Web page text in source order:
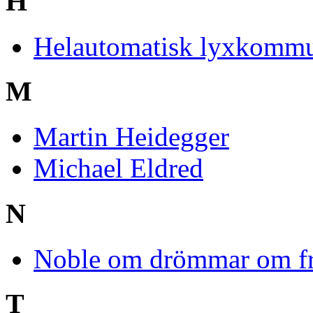
Helautomatisk
M
Martin Heidegger
Michael Eldred
N
Noble om drömmar om
T